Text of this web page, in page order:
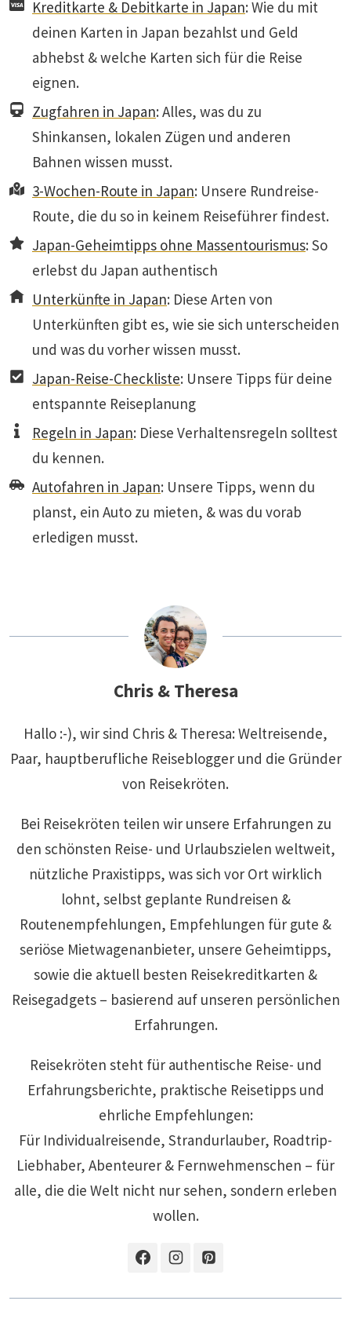
Kreditkarte & Debitkarte in Japan: Wie du mit
deinen Karten in Japan bezahlst und Geld
abhebst & welche Karten sich für die Reise
eignen.
Zugfahren in Japan: Alles, was du zu
Shinkansen, lokalen Zügen und anderen
Bahnen wissen musst.
3-Wochen-Route in Japan: Unsere Rundreise-
Route, die du so in keinem Reiseführer findest.
Japan-Geheimtipps ohne Massentourismus: So
erlebst du Japan authentisch
Unterkünfte in Japan: Diese Arten von
Unterkünften gibt es, wie sie sich unterscheiden
und was du vorher wissen musst.
Japan-Reise-Checkliste: Unsere Tipps für deine
entspannte Reiseplanung
Regeln in Japan: Diese Verhaltensregeln solltest
du kennen.
Autofahren in Japan: Unsere Tipps, wenn du
planst, ein Auto zu mieten, & was du vorab
erledigen musst.
Chris & Theresa
Hallo :-), wir sind Chris & Theresa: Weltreisende,
Paar, hauptberufliche Reiseblogger und die Gründer
von Reisekröten.
Bei Reisekröten teilen wir unsere Erfahrungen zu
den schönsten Reise- und Urlaubszielen weltweit,
nützliche Praxistipps, was sich vor Ort wirklich
lohnt, selbst geplante Rundreisen &
Routenempfehlungen, Empfehlungen für gute &
seriöse Mietwagenanbieter, unsere Geheimtipps,
sowie die aktuell besten Reisekreditkarten &
Reisegadgets – basierend auf unseren persönlichen
Erfahrungen.
Reisekröten steht für authentische Reise- und
Erfahrungsberichte, praktische Reisetipps und
ehrliche Empfehlungen:
Für Individualreisende, Strandurlauber, Roadtrip-
Liebhaber, Abenteurer & Fernwehmenschen – für
alle, die die Welt nicht nur sehen, sondern erleben
wollen.